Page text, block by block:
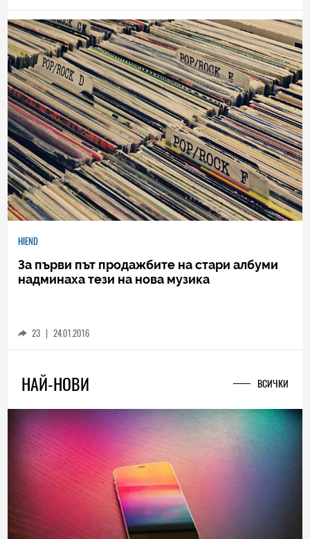
HIEND
За първи път продажбите на стари албуми
надминаха тези на нова музика
23 | 24.01.2016
НАЙ-НОВИ ВСИЧКИ